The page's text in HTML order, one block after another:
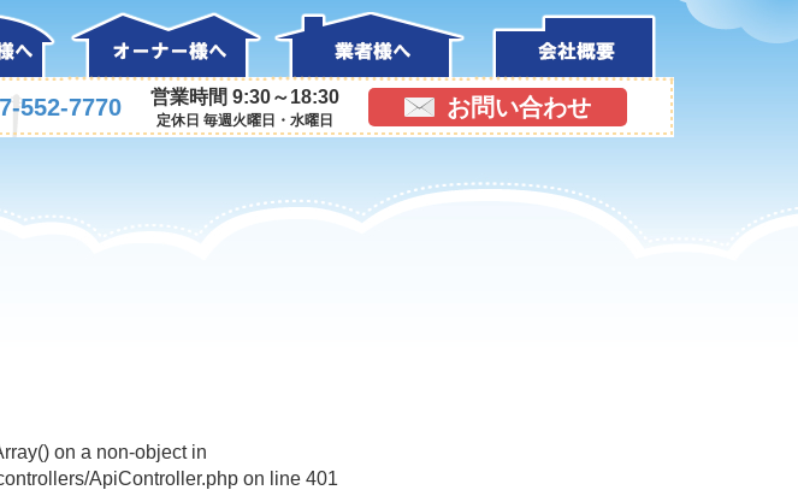
552-7770 営業時間 9:30～18:30
定休日 毎週火曜日・水曜日 お問い合わせ
on a non-object in
ApiController.php on line 401